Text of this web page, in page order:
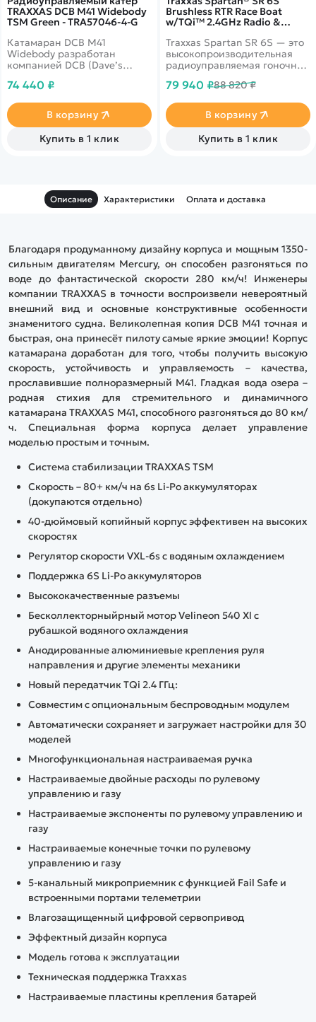
TRAXXAS DCB M41 Widebody
TSM Green - TRA57046-4-G
Катамаран DCB M41
Widebody разработан
компанией DCB (Dave’s
Дейвом Хеммингсоном.
моделью в серии DCB M-
Series.
74 440 ₽
В корзину
Купить в 1 клик
Brushless RTR Race Boat
w/TQi™ 2.4GHz Radio &
Traxxas Spartan SR 6S — это
высокопроизводительная
радиоуправляемая гоночная
двигателем,
любителей скорости и
водных соревнований.
Модель оснащена системой
стабилизации TSM,
придаёт лодке стильный
79 940 ₽88 820 ₽
В корзину
Купить в 1 клик
Описание Характеристики Оплата и доставка
Благодаря продуманному дизайну корпуса и мощным 1350-
сильным двигателям Mercury, он способен разгоняться по
воде до фантастической скорости 280 км/ч! Инженеры
компании TRAXXAS в точности воспроизвели невероятный
внешний вид и основные конструктивные особенности
знаменитого судна. Великолепная копия DCB M41 точная и
быстрая, она принесёт пилоту самые яркие эмоции! Корпус
катамарана доработан для того, чтобы получить высокую
скорость, устойчивость и управляемость – качества,
прославившие полноразмерный M41. Гладкая вода озера –
родная стихия для стремительного и динамичного
катамарана TRAXXAS M41, способного разгоняться до 80 км/
ч. Специальная форма корпуса делает управление
моделью простым и точным.
Система стабилизации TRAXXAS TSM
Скорость – 80+ км/ч на 6s Li-Po аккумуляторах
(докупаются отдельно)
40-дюймовый копийный корпус эффективен на высоких
скоростях
Регулятор скорости VXL-6s с водяным охлаждением
Поддержка 6S Li-Po аккумуляторов
Высококачественные разъемы
Бесколлекторныйрный мотор Velineon 540 Xl с
рубашкой водяного охлаждения
Анодированные алюминиевые крепления руля
направления и другие элементы механики
Новый передатчик TQi 2.4 ГГц:
Совместим с опциональным беспроводным модулем
Автоматически сохраняет и загружает настройки для 30
моделей
Многофункциональная настраиваемая ручка
Настраиваемые двойные расходы по рулевому
управлению и газу
Настраиваемые экспоненты по рулевому управлению и
газу
Настраиваемые конечные точки по рулевому
управлению и газу
5-канальный микроприемник с функцией Fail Safe и
встроенными портами телеметрии
Влагозащищенный цифровой сервопривод
Эффектный дизайн корпуса
Модель готова к эксплуатации
Техническая поддержка Traxxas
Настраиваемые пластины крепления батарей